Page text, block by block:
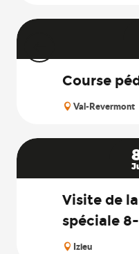
Course
Val-Revermont
Visite de
spéciale 8-
Izieu